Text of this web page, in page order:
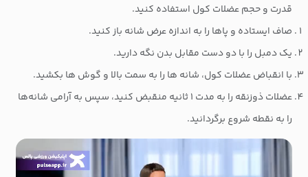
قدرت و حجم عضلات کول استفاده کنید.
صاف ایستاده و پاها را به اندازه عرض شانه باز کنید.
یک دمبل را با دو دست مقابل بدن نگه دارید.
با انقباض عضلات کول، شانه ها را به سمت بالا و گوش ها بکشید.
عضلات ذوزنقه را به مدت ۱ ثانیه منقبض کنید، سپس به آرامی شانه‌ها
را به نقطه شروع برگردانید.